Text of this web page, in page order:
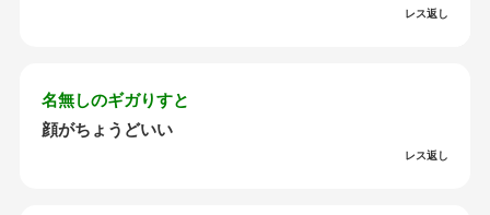
レス返し
名無しのギガりすと
顔がちょうどいい
レス返し